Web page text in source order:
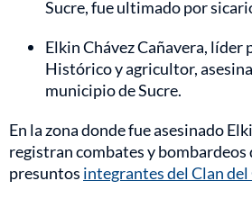
Sucre, fue ultimado por
Elkin Chávez Cañavera,
Histórico y agricultor,
municipio de Sucre.
En la zona donde fue asesinado
registran combates y
presuntos integrantes del Clan del